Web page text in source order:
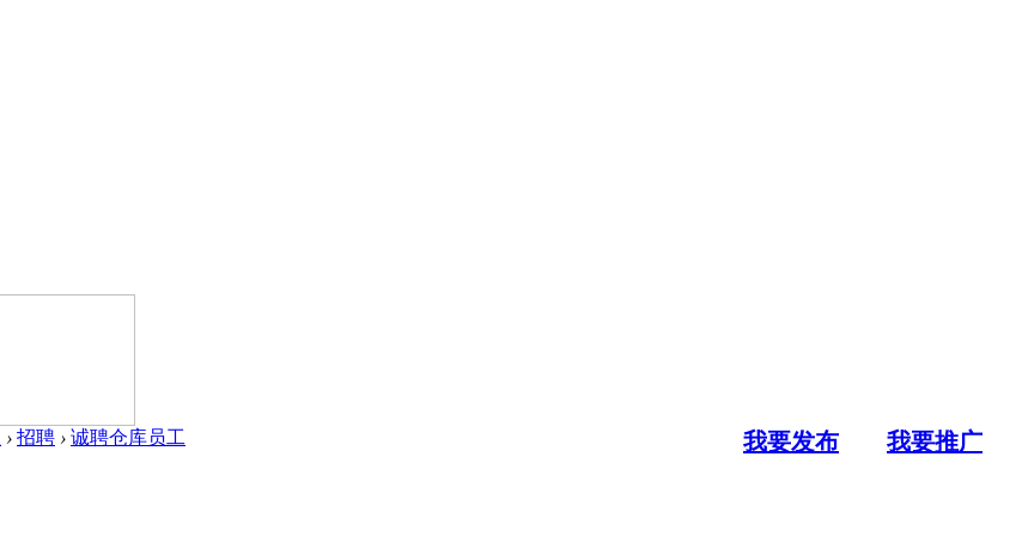
我要发布 我要推广
› 招聘 › 诚聘仓库员工